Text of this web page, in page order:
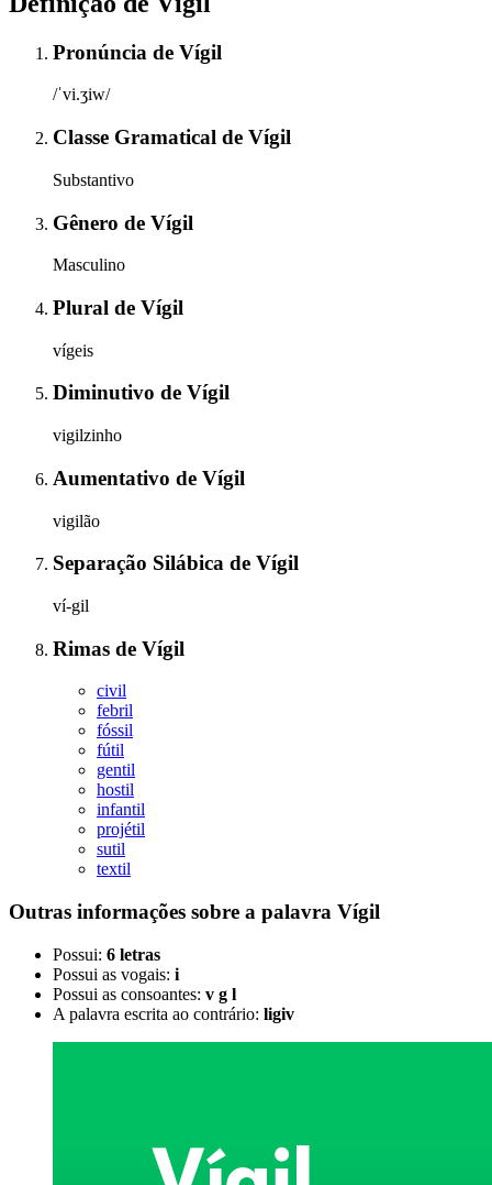
Pronúncia de Vígil
/ˈvi.ʒiw/
Classe Gramatical de Vígil
Substantivo
Gênero de Vígil
Masculino
Plural de Vígil
vígeis
Diminutivo de Vígil
vigilzinho
Aumentativo de Vígil
vigilão
Separação Silábica de Vígil
ví-gil
Rimas de Vígil
civil
febril
fóssil
fútil
gentil
hostil
infantil
projétil
sutil
textil
Outras informações sobre a palavra Vígil
Possui: 6 letras
Possui as vogais: i
Possui as consoantes: v g l
A palavra escrita ao contrário: ligiv